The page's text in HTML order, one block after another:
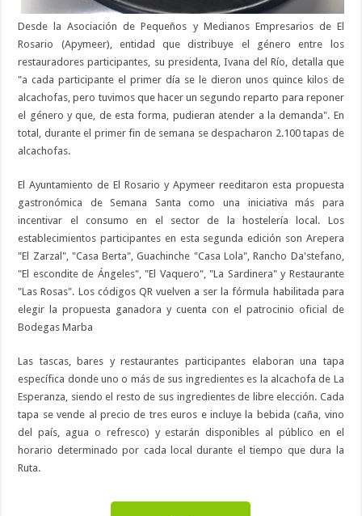
Desde la Asociación de Pequeños y Medianos Empresarios de El
Rosario (Apymeer), entidad que distribuye el género entre los
restauradores participantes, su presidenta, Ivana del Río, detalla que
"a cada participante el primer día se le dieron unos quince kilos de
alcachofas, pero tuvimos que hacer un segundo reparto para reponer
el género y que, de esta forma, pudieran atender a la demanda". En
total, durante el primer fin de semana se despacharon 2.100 tapas de
alcachofas.
El Ayuntamiento de El Rosario y Apymeer reeditaron esta propuesta
gastronómica de Semana Santa como una iniciativa más para
incentivar el consumo en el sector de la hostelería local. Los
establecimientos participantes en esta segunda edición son Arepera
"El Zarzal", "Casa Berta", Guachinche "Casa Lola", Rancho Da'stefano,
"El escondite de Ángeles", "El Vaquero", "La Sardinera" y Restaurante
"Las Rosas". Los códigos QR vuelven a ser la fórmula habilitada para
elegir la propuesta ganadora y cuenta con el patrocinio oficial de
Bodegas Marba
Las tascas, bares y restaurantes participantes elaboran una tapa
específica donde uno o más de sus ingredientes es la alcachofa de La
Esperanza, siendo el resto de sus ingredientes de libre elección. Cada
tapa se vende al precio de tres euros e incluye la bebida (caña, vino
del país, agua o refresco) y estarán disponibles al público en el
horario determinado por cada local durante el tiempo que dura la
Ruta.